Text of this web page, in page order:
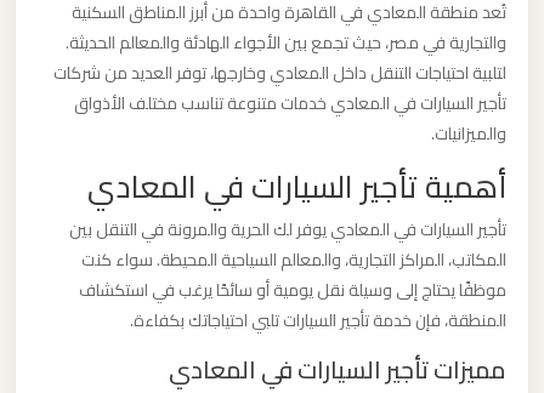
تُعد منطقة المعادي في القاهرة واحدة من أبرز المناطق السكنية
والتجارية في مصر، حيث تجمع بين الأجواء الهادئة والمعالم الحديثة.
لتلبية احتياجات التنقل داخل المعادي وخارجها، توفر العديد من شركات
تأجير السيارات في المعادي خدمات متنوعة تناسب مختلف الأذواق
والميزانيات.
أهمية تأجير السيارات في المعادي
تأجير السيارات في المعادي يوفر لك الحرية والمرونة في التنقل بين
المكاتب، المراكز التجارية، والمعالم السياحية المحيطة. سواء كنت
موظفًا يحتاج إلى وسيلة نقل يومية أو سائحًا يرغب في استكشاف
المنطقة، فإن خدمة تأجير السيارات تلبي احتياجاتك بكفاءة.
مميزات تأجير السيارات في المعادي
القاهرة
ليموزين
ليموزين
نويبع
ليموزين
مطار